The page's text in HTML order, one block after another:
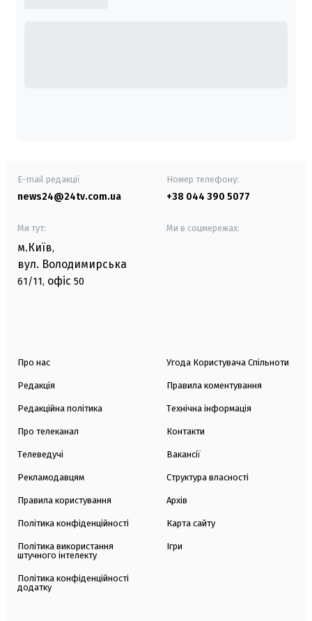
E-mail редакції
news24@24tv.com.ua
Номер телефону:
+38 044 390 5077
Ми тут:
м.Київ,
вул. Володимирська
61/11, офіс 50
Ми в соцмережах:
Про нас
Редакція
Редакційна політика
Про телеканал
Телеведучі
Рекламодавцям
Правила користування
Політика конфіденційності
Політика використання
штучного інтелекту
Політика конфіденційності
додатку
Угода Користувача Спільноти
Правила коментування
Технічна інформація
Контакти
Вакансії
Структура власності
Архів
Карта сайту
Ігри